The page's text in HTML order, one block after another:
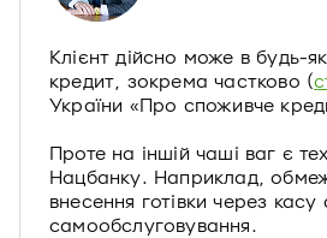
Клієнт дійсно може в будь-
кредит, зокрема частково (
України «Про споживче
Проте на іншій чаші ваг є
Нацбанку. Наприклад,
внесення готівки через
самообслуговування.